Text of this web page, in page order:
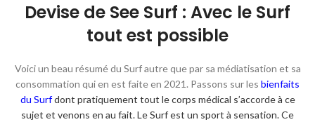
Devise de See Surf : Avec le Surf
tout est possible
Voici un beau résumé du Surf autre que par sa médiatisation et sa
consommation qui en est faite en 2021. Passons sur les bienfaits
du Surf dont pratiquement tout le corps médical s’accorde à ce
sujet et venons en au fait. Le Surf est un sport à sensation. Ce